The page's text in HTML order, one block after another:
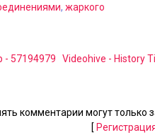
, жаркого
- 57194979 Videohive - History
комментарии могут только
[